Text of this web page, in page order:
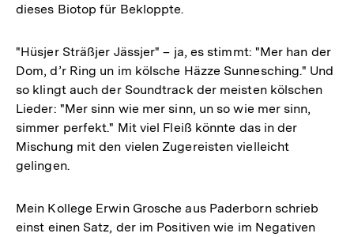
dieses Biotop für Bekloppte.
"Hüsjer Sträßjer Jässjer" – ja, es stimmt: "Mer han der
Dom, d’r Ring un im kölsche Häzze Sunnesching." Und
so klingt auch der Soundtrack der meisten kölschen
Lieder: "Mer sinn wie mer sinn, un so wie mer sinn,
simmer perfekt." Mit viel Fleiß könnte das in der
Mischung mit den vielen Zugereisten vielleicht
gelingen.
Mein Kollege Erwin Grosche aus Paderborn schrieb
einst einen Satz, der im Positiven wie im Negativen